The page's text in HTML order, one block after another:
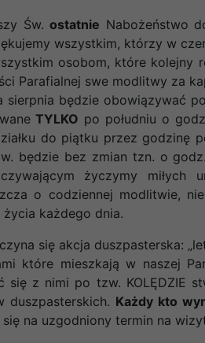
Św. ostatnie Nabożeństwo
wszystkim, którzy w
osobom, które kolejny
Parafialnej swe modlitwy za
sierpnia będzie obowiązywać
TYLKO po południu o
do piątku przez godzinę
będzie bez zmian tzn. o
życzymy
o codziennej modlitwie,
każdego dnia.
się akcja duszpasterska:
które mieszkają w naszej
się z nimi po tzw. KOLĘDZIE
duszpasterskich. Każdy kto
na uzgodniony termin na